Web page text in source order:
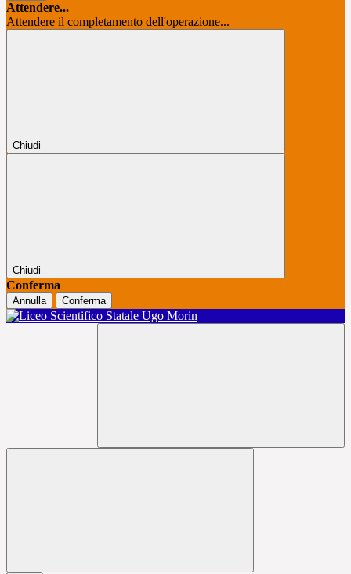
Attendere...
Attendere il completamento dell'operazione...
Chiudi
Chiudi
Conferma
Annulla Conferma